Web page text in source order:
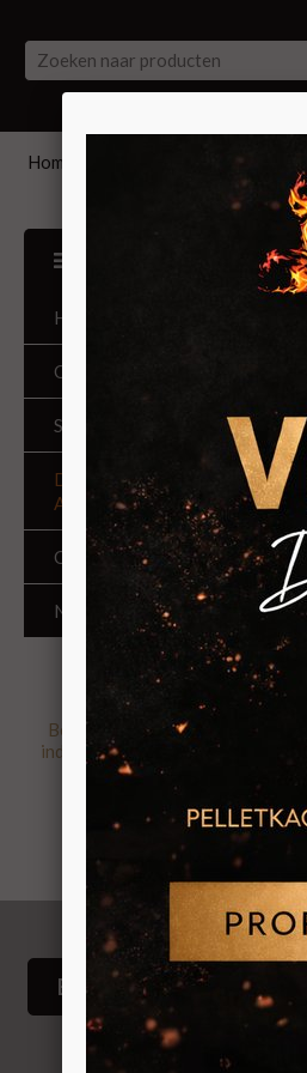
Home
HOMEPAGINA
OPENINGSTIJDEN
SERVICE & ONDERHOUD
DIRECT NAAR HET
ASSORTIMENT
ONZE MERKEN
NIEUWSPAGINA
Beoordeling 8.8gebaseerd op
individuele klantbeoordelingen op
sterrenspecialist
Buitenhaarden